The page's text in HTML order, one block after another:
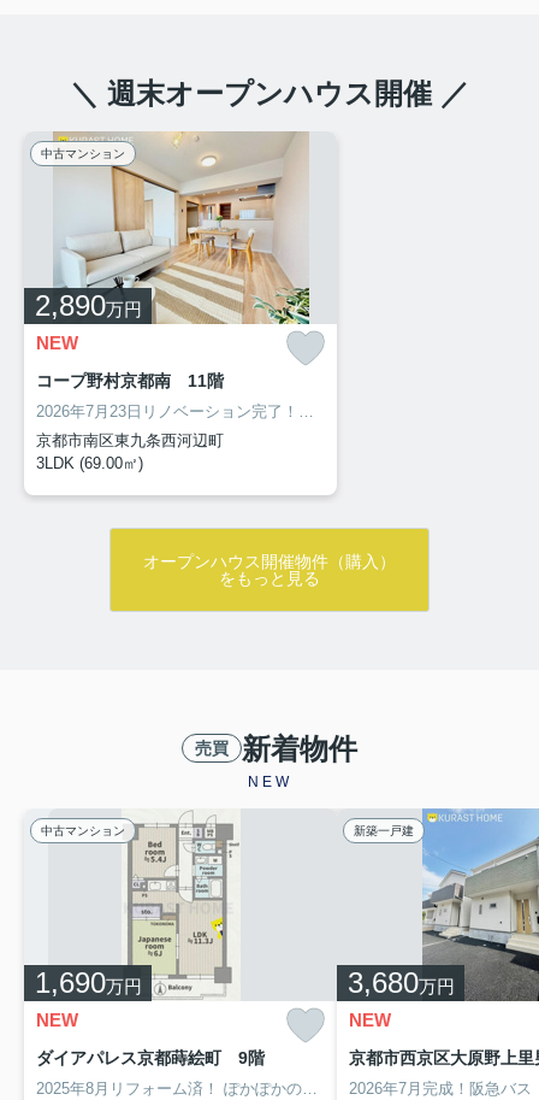
＼ 週末オープンハウス開催 ／
中古マンション
2,890万円
NEW
コープ野村京都南 11階
2026年7月23日リノベーション完了！！新築のような内装に♪
京都市南区東九条西河辺町
3LDK (69.00㎡)
オープンハウス開催物件（購入）
をもっと見る
売買 新着物件
NEW
中古マンション
1,690万円
NEW
ダイアパレス京都蒔絵町 9階
2025年8月リフォーム済！
ぽかぽかの南向き！10階建て9階部分につき眺望、日当たり、通風良好♪
新築一戸建
3,680万円
NEW